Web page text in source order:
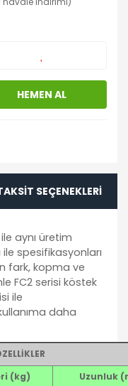
HEMEN AL
SEÇENEKLERİ
aynı üretim
spesifikasyonları
fark, kopma ve
FC2 serisi köstek
ile
daha
(kg)
Uzunluk